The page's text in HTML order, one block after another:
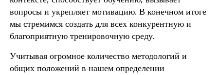
вопросы и укрепляет мотивацию. В конечном итоге
мы стремимся создать для всех конкурентную и
благоприятную тренировочную среду.
Учитывая огромное количество методологий и
общих положений в нашем определении